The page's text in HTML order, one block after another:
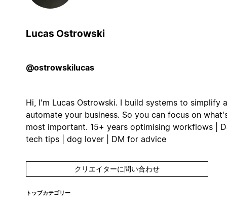
Lucas Ostrowski
@ostrowskilucas
Hi, I'm Lucas Ostrowski. I build systems to simplify
automate your business. So you can focus on
most important. 15+ years optimising workflows |
tech tips | dog lover | DM for advice
クリエイターに問い合わせ
トップカテゴリー